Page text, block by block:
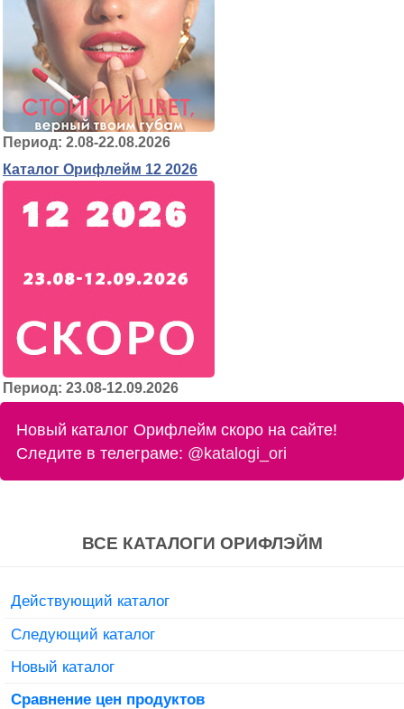
Период: 2.08-22.08.2026
Каталог Орифлейм 12 2026
Период: 23.08-12.09.2026
Новый каталог Орифлейм скоро на сайте!
Следите в телеграме: @katalogi_ori
ВСЕ КАТАЛОГИ ОРИФЛЭЙМ
Действующий каталог
Следующий каталог
Новый каталог
Сравнение цен продуктов